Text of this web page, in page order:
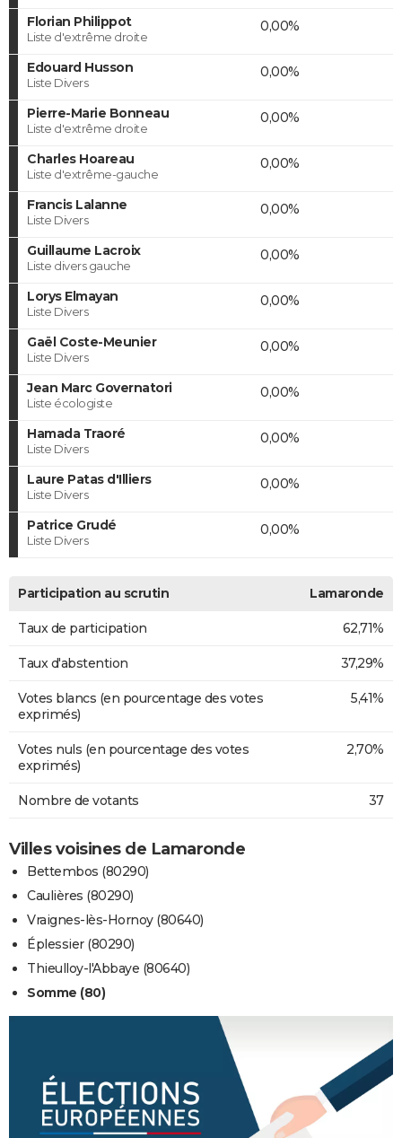
Florian Philippot
Liste d'extrême droite
0,00%
Edouard Husson
Liste Divers
0,00%
Pierre-Marie Bonneau
Liste d'extrême droite
0,00%
Charles Hoareau
Liste d'extrême-gauche
0,00%
Francis Lalanne
Liste Divers
0,00%
Guillaume Lacroix
Liste divers gauche
0,00%
Lorys Elmayan
Liste Divers
0,00%
Gaël Coste-Meunier
Liste Divers
0,00%
Jean Marc Governatori
Liste écologiste
0,00%
Hamada Traoré
Liste Divers
0,00%
Laure Patas d'Illiers
Liste Divers
0,00%
Patrice Grudé
Liste Divers
0,00%
Participation au scrutin Lamaronde
Taux de participation 62,71%
Taux d'abstention 37,29%
Votes blancs (en pourcentage des votes
exprimés)
5,41%
Votes nuls (en pourcentage des votes
exprimés)
2,70%
Nombre de votants 37
Villes voisines de Lamaronde
Bettembos (80290)
Caulières (80290)
Vraignes-lès-Hornoy (80640)
Éplessier (80290)
Thieulloy-l'Abbaye (80640)
Somme (80)